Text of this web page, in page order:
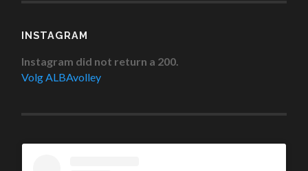
INSTAGRAM
Instagram did not return a 200.
Volg ALBAvolley